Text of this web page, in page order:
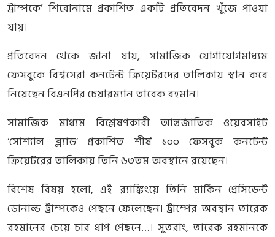
ট্রাম্পকে’ শিরোনামে প্রকাশিত একটি প্রতিবেদন খুঁজে পাওয়া
যায়।
প্রতিবেদন থেকে জানা যায়, সামাজিক যোগাযোগমাধ্যম
ফেসবুকে বিশ্বসেরা কনটেন্ট ক্রিয়েটরদের তালিকায় স্থান করে
নিয়েছেন বিএনপির চেয়ারম্যান তারেক রহমান।
সামাজিক মাধ্যম বিশ্লেষণকারী আন্তর্জাতিক ওয়েবসাইট
‘সোশ্যাল ব্ল্যাড’ প্রকাশিত শীর্ষ ১০০ ফেসবুক কনটেন্ট
ক্রিয়েটরের তালিকায় তিনি ৬৩তম অবস্থানে রয়েছেন।
বিশেষ বিষয় হলো, এই র‍্যাঙ্কিংয়ে তিনি মার্কিন প্রেসিডেন্ট
ডোনাল্ড ট্রাম্পকেও পেছনে ফেলেছেন। ট্রাম্পের অবস্থান তারেক
রহমানের চেয়ে চার ধাপ পেছনে…। সুতরাং, তারেক রহমানকে